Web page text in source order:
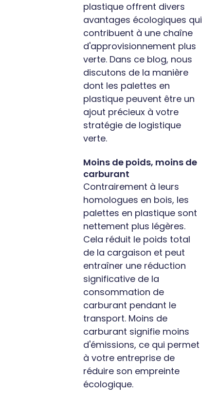
plastique offrent divers
avantages écologiques qui
contribuent à une chaîne
d'approvisionnement plus
verte. Dans ce blog, nous
discutons de la manière
dont les palettes en
plastique peuvent être un
ajout précieux à votre
stratégie de logistique
verte.
Moins de poids, moins de
carburant
Contrairement à leurs
homologues en bois, les
palettes en plastique sont
nettement plus légères.
Cela réduit le poids total
de la cargaison et peut
entraîner une réduction
significative de la
consommation de
carburant pendant le
transport. Moins de
carburant signifie moins
d'émissions, ce qui permet
à votre entreprise de
réduire son empreinte
écologique.